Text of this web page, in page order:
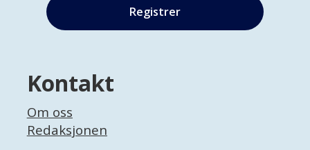
Kontakt
Om oss
Redaksjonen